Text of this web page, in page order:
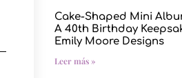
Cake-Shaped Mini
A 40th Birthday
Emily Moore Designs
Leer más »